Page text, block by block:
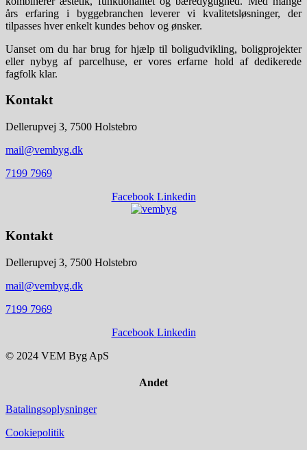
års erfaring i byggebranchen leverer vi kvalitetsløsninger, der
tilpasses hver enkelt kundes behov og ønsker.
Uanset om du har brug for hjælp til boligudvikling, boligprojekter
eller nybyg af parcelhuse, er vores erfarne hold af dedikerede
fagfolk klar.
Kontakt
Dellerupvej 3, 7500 Holstebro
mail@vembyg.dk
7199 7969
Facebook Linkedin
Kontakt
Dellerupvej 3, 7500 Holstebro
mail@vembyg.dk
7199 7969
Facebook Linkedin
© 2024 VEM Byg ApS
Andet
Batalingsoplysninger
Cookiepolitik